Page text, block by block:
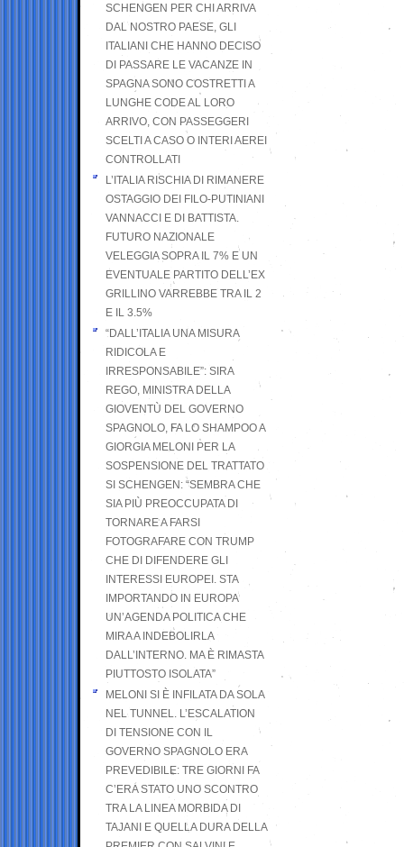
SCHENGEN PER CHI ARRIVA
DAL NOSTRO PAESE, GLI
ITALIANI CHE HANNO DECISO
DI PASSARE LE VACANZE IN
SPAGNA SONO COSTRETTI A
LUNGHE CODE AL LORO
ARRIVO, CON PASSEGGERI
SCELTI A CASO O INTERI AEREI
CONTROLLATI
L’ITALIA RISCHIA DI RIMANERE
OSTAGGIO DEI FILO-PUTINIANI
VANNACCI E DI BATTISTA.
FUTURO NAZIONALE
VELEGGIA SOPRA IL 7% E UN
EVENTUALE PARTITO DELL’EX
GRILLINO VARREBBE TRA IL 2
E IL 3.5%
“DALL’ITALIA UNA MISURA
RIDICOLA E
IRRESPONSABILE”: SIRA
REGO, MINISTRA DELLA
GIOVENTÙ DEL GOVERNO
SPAGNOLO, FA LO SHAMPOO A
GIORGIA MELONI PER LA
SOSPENSIONE DEL TRATTATO
SI SCHENGEN: “SEMBRA CHE
SIA PIÙ PREOCCUPATA DI
TORNARE A FARSI
FOTOGRAFARE CON TRUMP
CHE DI DIFENDERE GLI
INTERESSI EUROPEI. STA
IMPORTANDO IN EUROPA
UN’AGENDA POLITICA CHE
MIRA A INDEBOLIRLA
DALL’INTERNO. MA È RIMASTA
PIUTTOSTO ISOLATA”
MELONI SI È INFILATA DA SOLA
NEL TUNNEL. L’ESCALATION
DI TENSIONE CON IL
GOVERNO SPAGNOLO ERA
PREVEDIBILE: TRE GIORNI FA
C’ERA STATO UNO SCONTRO
TRA LA LINEA MORBIDA DI
TAJANI E QUELLA DURA DELLA